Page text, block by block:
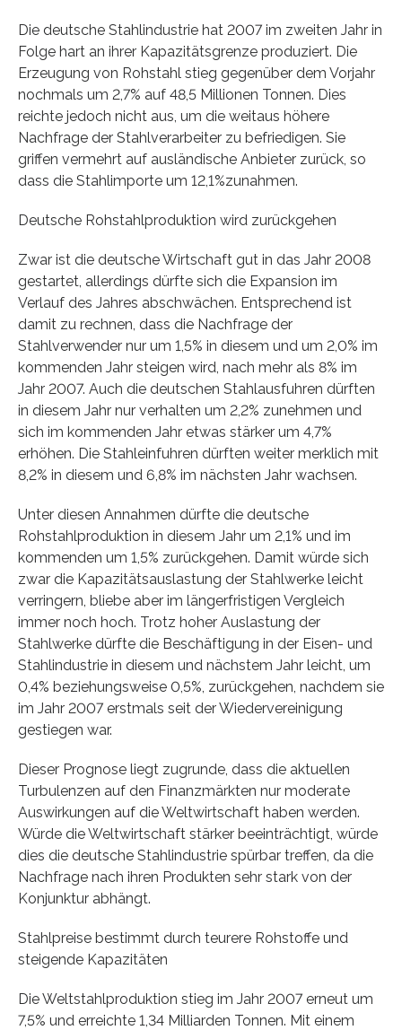
Die deutsche Stahlindustrie hat 2007 im zweiten Jahr in
Folge hart an ihrer Kapazitätsgrenze produziert. Die
Erzeugung von Rohstahl stieg gegenüber dem Vorjahr
nochmals um 2,7% auf 48,5 Millionen Tonnen. Dies
reichte jedoch nicht aus, um die weitaus höhere
Nachfrage der Stahlverarbeiter zu befriedigen. Sie
griffen vermehrt auf ausländische Anbieter zurück, so
dass die Stahlimporte um 12,1%zunahmen.
Deutsche Rohstahlproduktion wird zurückgehen
Zwar ist die deutsche Wirtschaft gut in das Jahr 2008
gestartet, allerdings dürfte sich die Expansion im
Verlauf des Jahres abschwächen. Entsprechend ist
damit zu rechnen, dass die Nachfrage der
Stahlverwender nur um 1,5% in diesem und um 2,0% im
kommenden Jahr steigen wird, nach mehr als 8% im
Jahr 2007. Auch die deutschen Stahlausfuhren dürften
in diesem Jahr nur verhalten um 2,2% zunehmen und
sich im kommenden Jahr etwas stärker um 4,7%
erhöhen. Die Stahleinfuhren dürften weiter merklich mit
8,2% in diesem und 6,8% im nächsten Jahr wachsen.
Unter diesen Annahmen dürfte die deutsche
Rohstahlproduktion in diesem Jahr um 2,1% und im
kommenden um 1,5% zurückgehen. Damit würde sich
zwar die Kapazitätsauslastung der Stahlwerke leicht
verringern, bliebe aber im längerfristigen Vergleich
immer noch hoch. Trotz hoher Auslastung der
Stahlwerke dürfte die Beschäftigung in der Eisen- und
Stahlindustrie in diesem und nächstem Jahr leicht, um
0,4% beziehungsweise 0,5%, zurückgehen, nachdem sie
im Jahr 2007 erstmals seit der Wiedervereinigung
gestiegen war.
Dieser Prognose liegt zugrunde, dass die aktuellen
Turbulenzen auf den Finanzmärkten nur moderate
Auswirkungen auf die Weltwirtschaft haben werden.
Würde die Weltwirtschaft stärker beeinträchtigt, würde
dies die deutsche Stahlindustrie spürbar treffen, da die
Nachfrage nach ihren Produkten sehr stark von der
Konjunktur abhängt.
Stahlpreise bestimmt durch teurere Rohstoffe und
steigende Kapazitäten
Die Weltstahlproduktion stieg im Jahr 2007 erneut um
7,5% und erreichte 1,34 Milliarden Tonnen. Mit einem